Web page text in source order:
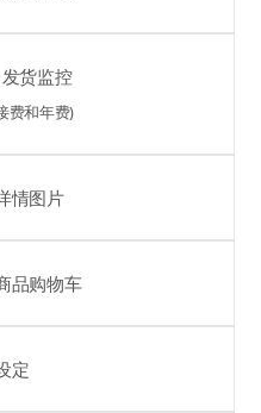
货监控
费和年费)
情图片
品购物车
定